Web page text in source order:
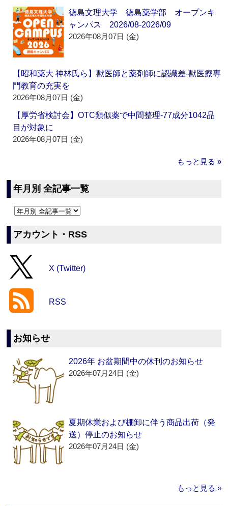
徳島文理大学 徳島薬学部 オープンキ
ャンパス 2026/08-2026/09
2026年08月07日 (金)
【昭和薬大 神林氏ら】獣医師と薬剤師に認識差‐獣医療専
門教育の充実を
2026年08月07日 (金)
【厚労省検討会】OTC類似薬で中間整理‐77成分1042品
目が対象に
2026年08月07日 (金)
もっと見る »
年月別 全記事一覧
アカウント・RSS
X (Twitter)
RSS
お知らせ
2026年 お盆期間中の休刊のお知らせ
2026年07月24日 (金)
夏期休業および棚卸に伴う商品出荷（発
送）停止のお知らせ
2026年07月24日 (金)
もっと見る »